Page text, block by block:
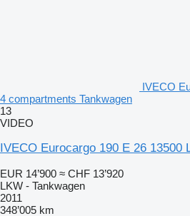
IVECO
4 compartments Tankwagen
13
VIDEO
IVECO Eurocargo 190 E 26 13500
EUR 14’900 ≈ CHF 13’920
LKW - Tankwagen
2011
348’005 km